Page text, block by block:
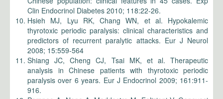
Clin Endocrinol Diabetes 2010; 118:22-26.
Hsieh MJ, Lyu RK, Chang WN, et al. Hypokalemic
thyrotoxic periodic paralysis: clinical characteristics and
predictors of recurrent paralytic attacks. Eur J Neurol
2008; 15:559-564
Shiang JC, Cheng CJ, Tsai MK, et al. Therapeutic
analysis in Chinese patients with thyrotoxic periodic
paralysis over 6 years. Eur J Endocrinol 2009; 161:911-
916.